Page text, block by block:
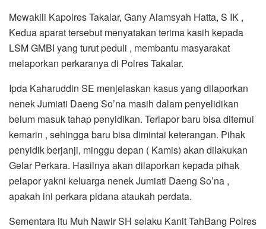
Mewakili Kapolres Takalar, Gany Alamsyah Hatta, S IK ,
Kedua aparat tersebut menyatakan terima kasih kepada
LSM GMBI yang turut peduli , membantu masyarakat
melaporkan perkaranya di Polres Takalar.
Ipda Kaharuddin SE menjelaskan kasus yang dilaporkan
nenek Jumiati Daeng So’na masih dalam penyelidikan
belum masuk tahap penyidikan. Terlapor baru bisa ditemui
kemarin , sehingga baru bisa dimintai keterangan. Pihak
penyidik berjanji, minggu depan ( Kamis) akan dilakukan
Gelar Perkara. Hasilnya akan dilaporkan kepada pihak
pelapor yakni keluarga nenek Jumiati Daeng So’na ,
apakah ini perkara pidana ataukah perdata.
Sementara itu Muh Nawir SH selaku Kanit TahBang Polres